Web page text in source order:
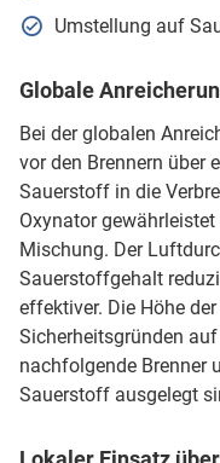
Umstellung auf
Globale
Bei der globalen
vor den Brennern über
Sauerstoff in die
Oxynator
Mischung. Der
Sauerstoffgehalt
effektiver. Die Höhe
Sicherheitsgründen
nachfolgende Brenner
Sauerstoff ausgelegt